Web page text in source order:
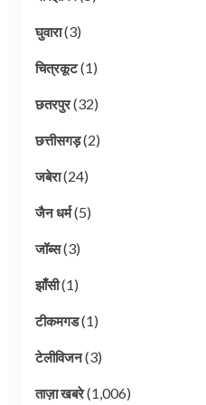
घुवारा(3)
चित्रकूट(1)
छतरपुर(32)
छत्तीसगड़(2)
जबेरा(24)
जैन धर्म(5)
जॉब्स(3)
झाँसी(1)
टीकमगड(1)
टेलीविजन(3)
ताज़ा खबरे(1,006)